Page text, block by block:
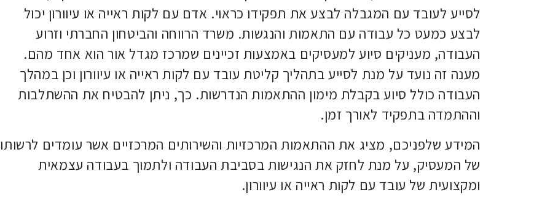
לסייע לעובד עם המגבלה לבצע את תפקידו כראוי. אדם עם לקות ראייה או עיוורון יכול
לבצע כמעט כל עבודה עם התאמות והנגשות. משרד הרווחה והביטחון החברתי וזרוע
העבודה, מעניקים סיוע למעסיקים באמצעות זכיינים שמרכז מגדל אור הוא אחד מהם.
מענה זה נועד על מנת לסייע בתהליך קליטת עובד עם לקות ראייה או עיוורון וכן במהלך
העבודה כולל סיוע בקבלת מימון ההתאמות הנדרשות. כך, ניתן להבטיח את ההשתלבות
וההתמדה בתפקיד לאורך זמן.
המידע שלפניכם, מציג את ההתאמות המרכזיות והשירותים המרכזיים אשר עומדים לרשותו
של המעסיק, על מנת לחזק את הנגישות בסביבת העבודה ולתמוך בעבודה עצמאית
ומקצועית של עובד עם לקות ראייה או עיוורון.